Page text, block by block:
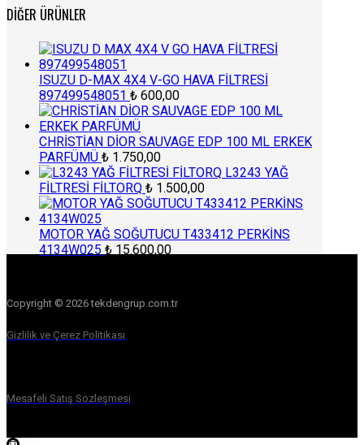
DIĞER ÜRÜNLER
ISUZU D-MAX 4X4 V-GO HAVA FİLTRESİ
897499548051 ₺ 600,00
CHRİSTİAN DİOR SAUVAGE EDP 100 ML ERKEK
PARFÜMÜ ₺ 1.750,00
L3243 YAĞ
FİLTRESİ FİLTORQ ₺ 1.500,00
MOTOR YAĞ SOĞUTUCU T433412 PERKİNS
4134W025 ₺ 15.600,00
Copyright © 2026 tekdengrup.com.tr
Gizlilik ve Çerez Politikası
Mesafeli Satış Sözleşmesi